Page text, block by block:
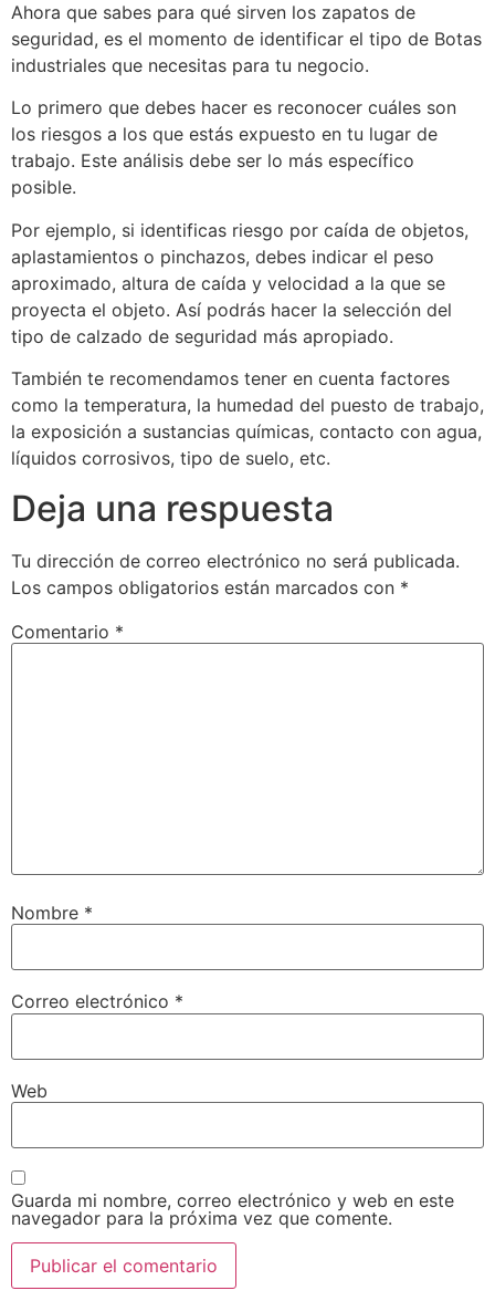
Ahora que sabes para qué sirven los zapatos de
seguridad, es el momento de identificar el tipo de Botas
industriales que necesitas para tu negocio.
Lo primero que debes hacer es reconocer cuáles son
los riesgos a los que estás expuesto en tu lugar de
trabajo. Este análisis debe ser lo más específico
posible.
Por ejemplo, si identificas riesgo por caída de objetos,
aplastamientos o pinchazos, debes indicar el peso
aproximado, altura de caída y velocidad a la que se
proyecta el objeto. Así podrás hacer la selección del
tipo de calzado de seguridad más apropiado.
También te recomendamos tener en cuenta factores
como la temperatura, la humedad del puesto de trabajo,
la exposición a sustancias químicas, contacto con agua,
líquidos corrosivos, tipo de suelo, etc.
Deja una respuesta
Tu dirección de correo electrónico no será publicada.
Los campos obligatorios están marcados con *
Comentario *
Nombre *
Correo electrónico *
Web
Guarda mi nombre, correo electrónico y web en este
navegador para la próxima vez que comente.